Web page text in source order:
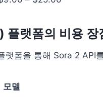
랫폼의 비용 장
랫폼을 통해 Sora 2 API
모델